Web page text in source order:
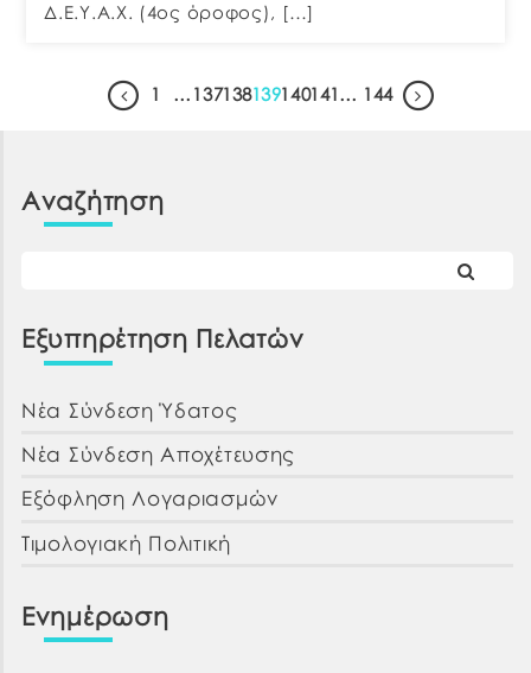
Δ.Ε.Υ.Α.Χ. (4ος όροφος), […]
1 … 137138139140141… 144
Αναζήτηση
Εξυπηρέτηση Πελατών
Νέα Σύνδεση Ύδατος
Νέα Σύνδεση Αποχέτευσης
Εξόφληση Λογαριασμών
Τιμολογιακή Πολιτική
Ενημέρωση